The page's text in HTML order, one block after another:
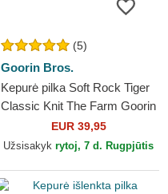
(5)
Goorin Bros.
Kepurė pilka Soft Rock Tiger
Classic Knit The Farm Goorin
EUR 39,95
Užsisakyk rytoj, 7 d. Rugpjūtis